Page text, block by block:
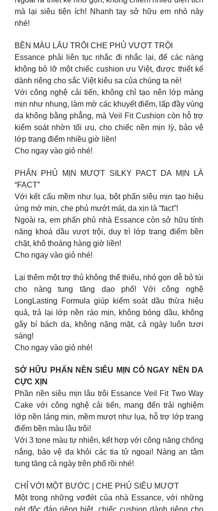
mà lại siêu tiện ích! Nhanh tay sở hữu em nhỏ này
nhé!
BỀN MÀU LÂU TRÔI CHE PHỦ VƯỢT TRỘI
Essance phải liên tục nhắc đi nhắc lại, để các nàng
khộng bỏ lỡ một chiếc cushion ưu Việt, được thiết kế
dành riêng cho sắc Việt kiêu sa của chúng ta nè!
Với công nghệ cải tiến, không chỉ tạo nên lớp màng
mịn như nhung, làm mờ các khuyết điểm, lấp đầy vùng
da không bằng phẳng, mà Veil Fit Cushion còn hỗ trợ
kiểm soát nhờn tối ưu, cho chiếc nền mịn lỳ, bảo vệ
lớp trang điểm nhiều giờ liền!
Cho ngay vào giỏ nhé!
PHẤN PHỦ MỊN MƯỢT SILKY PACT DA MỊN LÀ
“FACT”
​Với kết cấu mềm như lụa, bột phấn siêu mịn tạo hiệu
ứng mờ mịn, che phủ mướt mát, da xịn là “fact”!
Ngoài ra, em phấn phủ nhà Essance còn sở hữu tính
năng khoá dầu vượt trội, duy trì lớp trang điểm bền
chặt, khô thoáng hàng giờ liền!
Cho ngay vào giỏ nhé!
Lại thêm một trợ thủ không thể thiếu, nhỏ gọn dễ bỏ túi
cho nàng tung tăng dạo phố! Với công nghệ
LongLasting Formula giúp kiểm soát dầu thừa hiệu
quả, trả lại lớp nền ráo mịn, không bóng dầu, không
gây bí bách da, không nặng mặt, cả ngày luôn tươi
sáng!
Cho ngay vào giỏ nhé!
SỞ HỮU PHẤN NỀN SIÊU MỊN CÓ NGAY NỀN DA
CỰC XỊN
Phần nền siêu mịn lâu trôi Essance Veil Fit Two Way
Cake ​với công nghệ cải tiến, mang đến trải nghiệm
lớp nền láng mịn, mềm mượt như lụa, hỗ trợ lớp trang
điểm bền màu lâu trôi!
Với 3 tone màu tự nhiên, kết hợp với công năng chống
nắng, bảo vệ da khỏi các tia tử ngoại! Nàng an tâm
tung tăng cả ngày trên phố rồi nhé!
CHỈ VỚI MỘT BƯỚC | CHE PHỦ SIÊU MƯỢT
Một trong những vơđét của nhà Essance, với những
nét độc đáo riêng biệt, chiếc cushion dành riêng cho